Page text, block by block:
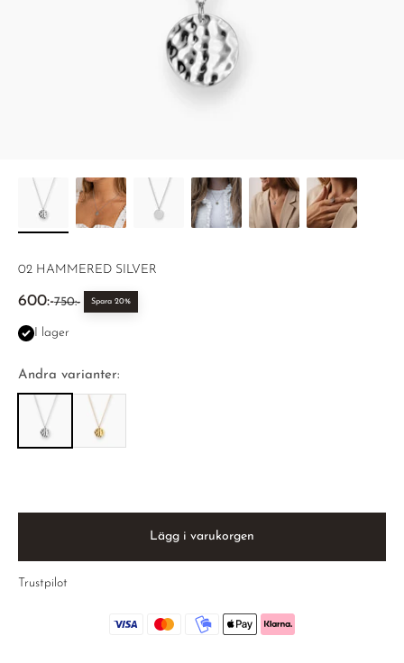
02 HAMMERED SILVER
REA-pris
600:-Pris
750:- Spara 20%
I lager
Andra varianter:
Lägg i varukorgen
Trustpilot